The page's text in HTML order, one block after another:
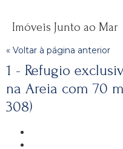
Imóveis Junto ao Mar
« Voltar à página anterior
1 - Refugio
na Areia com 70
308)